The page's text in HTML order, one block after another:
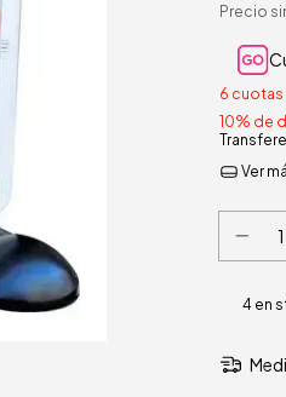
Precio
6 cuotas
10% de
Ver
4 en